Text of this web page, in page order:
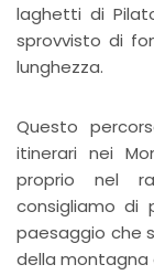
laghetti di
sprovvisto di
lunghezza.
Questo
itinerari nei
proprio nel
consigliamo di
paesaggio che
della montagna